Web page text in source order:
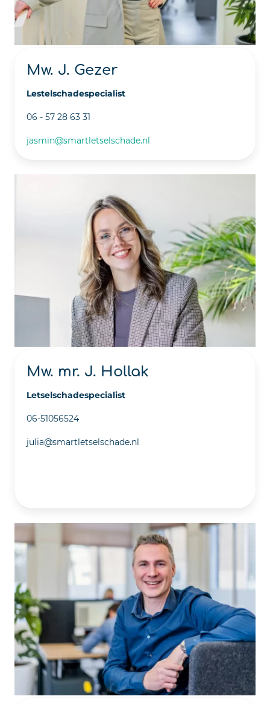
Mw. J. Gezer
Lestelschadespecialist
06 - 57 28 63 31
jasmin@smartletselschade.nl
Mw. mr. J. Hollak
Letselschadespecialist
06-51056524
julia@smartletselschade.nl